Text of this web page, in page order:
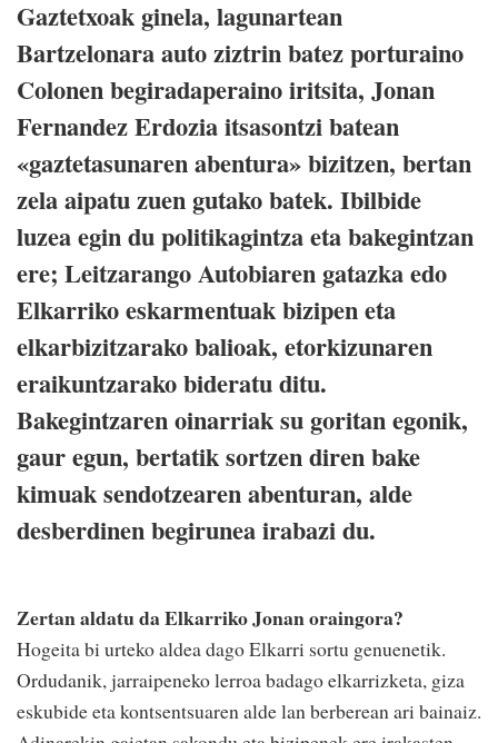
Gaztetxoak ginela, lagunartean
Bartzelonara auto ziztrin batez porturaino
Colonen begiradaperaino iritsita, Jonan
Fernandez Erdozia itsasontzi batean
«gaztetasunaren abentura» bizitzen, bertan
zela aipatu zuen gutako batek. Ibilbide
luzea egin du politikagintza eta bakegintzan
ere; Leitzarango Autobiaren gatazka edo
Elkarriko eskarmentuak bizipen eta
elkarbizitzarako balioak, etorkizunaren
eraikuntzarako bideratu ditu.
Bakegintzaren oinarriak su goritan egonik,
gaur egun, bertatik sortzen diren bake
kimuak sendotzearen abenturan, alde
desberdinen begirunea irabazi du.
Zertan aldatu da Elkarriko Jonan oraingora?
Hogeita bi urteko aldea dago Elkarri sortu genuenetik.
Ordudanik, jarraipeneko lerroa badago elkarrizketa, giza
eskubide eta kontsentsuaren alde lan berberean ari bainaiz.